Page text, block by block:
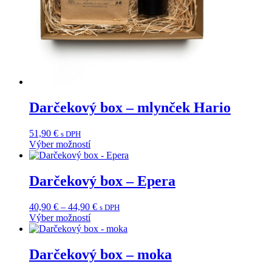
Darčekový box – mlynček Hario
51,90 € s DPH
Výber možností
Tento
má
viacero
Možnosti
si
môžete
na
stránke
Darčekový box – Epera
40,90 € – 44,90 €Price
40,90 €
44,90 €
s DPH
Výber možností
Tento
má
viacero
Darčekový box – moka